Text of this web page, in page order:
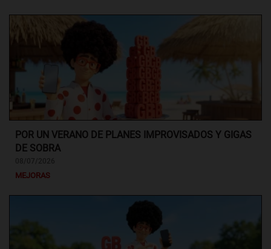
POR UN VERANO DE PLANES IMPROVISADOS Y GIGAS
DE SOBRA
MEJORAS